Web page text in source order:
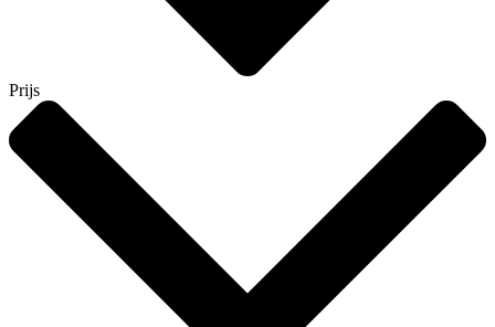
Prijs